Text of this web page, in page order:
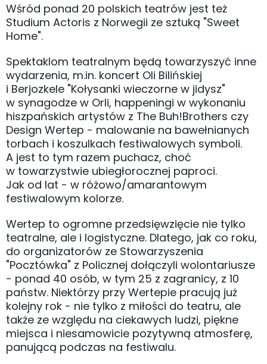
Wśród ponad 20 polskich teatrów jest też
Studium Actoris z Norwegii ze sztuką "Sweet
Home".
Spektaklom teatralnym będą towarzyszyć inne
wydarzenia, m.in. koncert Oli Bilińskiej
i Berjozkele "Kołysanki wieczorne w jidysz"
w synagodze w Orli, happeningi w wykonaniu
hiszpańskich artystów z The Buh!Brothers czy
Design Wertep - malowanie na bawełnianych
torbach i koszulkach festiwalowych symboli.
A jest to tym razem puchacz, choć
w towarzystwie ubiegłorocznej paproci.
Jak od lat - w różowo/amarantowym
festiwalowym kolorze.
Wertep to ogromne przedsięwzięcie nie tylko
teatralne, ale i logistyczne. Dlatego, jak co roku,
do organizatorów ze Stowarzyszenia
"Pocztówka" z Policznej dołączyli wolontariusze
- ponad 40 osób, w tym 25 z zagranicy, z 10
państw. Niektórzy przy Wertepie pracują już
kolejny rok - nie tylko z miłości do teatru, ale
także ze względu na ciekawych ludzi, piękne
miejsca i niesamowicie pozytywną atmosferę,
panującą podczas na festiwalu.